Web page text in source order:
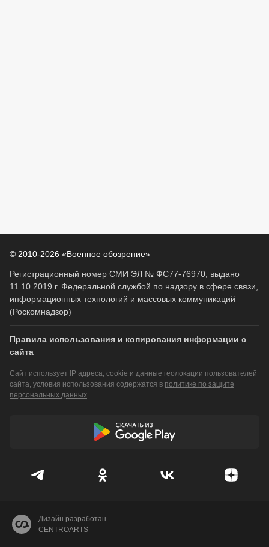
© 2010-2026 «Военное обозрение»
Регистрационный номер СМИ ЭЛ № ФС77-76970, выдано
11.10.2019 г. Федеральной службой по надзору в сфере связи,
информационных технологий и массовых коммуникаций
(Роскомнадзор)
Правила использования и копирования информации с
сайта
Сайт использует IP адреса, cookie и данные геолокации пользователей
сайта, условия использования содержатся в политике по защите
персональных данных.
Дизайн разработан
CENTROARTS